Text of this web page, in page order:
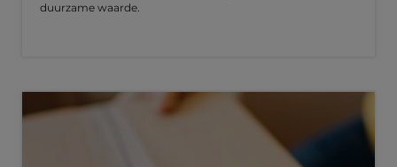
duurzame waarde.